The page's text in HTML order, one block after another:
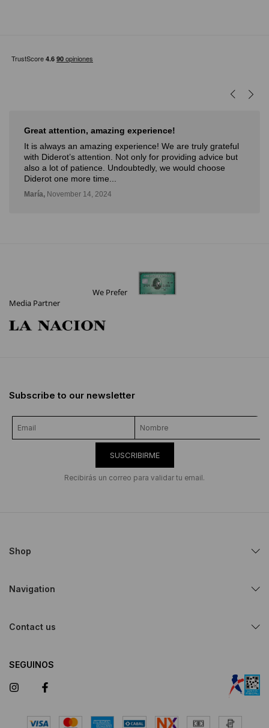
Muy buena experiencia
Muy buena experiencia. Diderot es una excelente y
novedosa forma de poder ver, aprender, comprar arte y
con la posibilidad de probarlo. Me fue muy bien!
Deli,September 12, 2024
We Prefer
Media Partner
Subscribe to our newsletter
SUSCRIBIRME
Recibirás un correo para validar tu email.
Shop
Navigation
Contact us
SEGUINOS